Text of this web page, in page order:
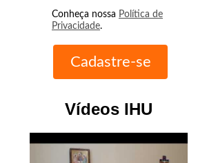
Conheça nossa Política de
Privacidade.
Vídeos IHU